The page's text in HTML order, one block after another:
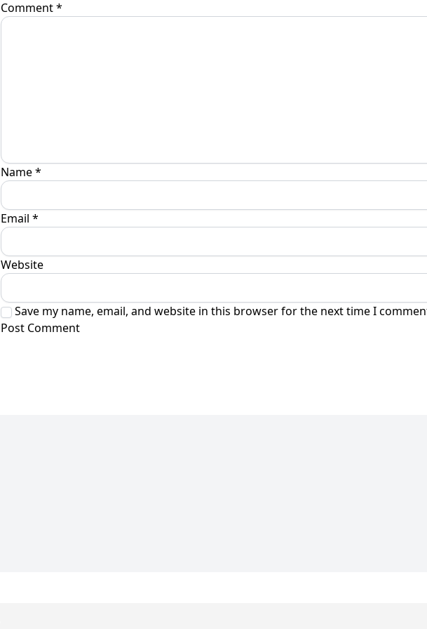
Comment*
Name*
Email *
Website
Save my name, email, and website in this browser for the next time I